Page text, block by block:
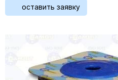
оставить заявку